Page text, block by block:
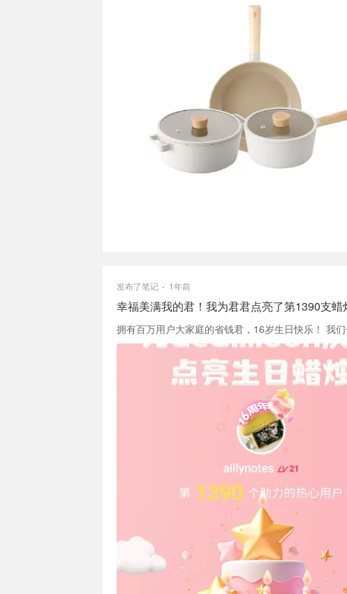
发布了笔记 1年前
幸福美满我的君！我为君君点亮了第1390支蜡